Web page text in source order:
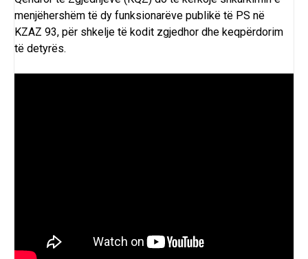
menjëhershëm të dy funksionarëve publikë të PS në
KZAZ 93, për shkelje të kodit zgjedhor dhe keqpërdorim
të detyrës.